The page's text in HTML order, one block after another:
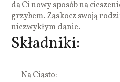
da Ci nowy sposób na
grzybem. Zaskocz swoją
niezwykłym danie.
Składniki:
Na Ciasto: